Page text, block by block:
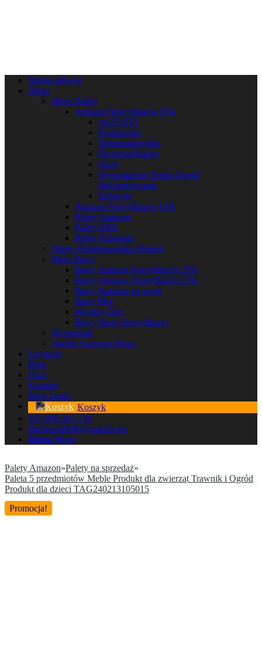
Strona główna
Sklep
Mega Palety
Amazon Specyfikacja 25%
AGD RTV
Elektronika
Elektronarzędzia
Drogeria/Beauty
Sport
Wyposażenie Domu Ogród
Majsterkowanie
Zabawki
Amazon Specyfikacja 15%
Palety Amazon
Palety MIX
Palety Klarstein
Palety Elektronarzędzi Einhell
Mega Boxy
Boxy Amazon Specyfikacja 25%
Boxy Amazon Specyfikacja 15%
Boxy Amazon na wagę
Boxy Mix
Mystery Box
Boxy Shein Specyfikacja
Wyprzedaż
Stwórz Swojego Boxa
Licytacje
Blog
FAQ
Kontakt
Moje konto
Koszyk
Tel. 609-311-734
fhudawidfilek@gmail.com
Menu Menu
Palety Amazon»Palety na sprzedaż»
Paleta 5 przedmiotów Meble Produkt dla zwierząt Trawnik i Ogród
Produkt dla dzieci TAG240213105015
Promocja!